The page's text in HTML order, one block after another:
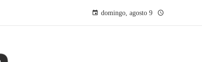
domingo, agosto 9